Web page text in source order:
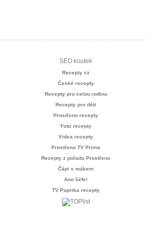
SEO koutek
Recepty cz
České recepty
Recepty pro celou rodinu
Recepty pro děti
Prostřeno recepty
Foto recepty
Videa recepty
Prostřeno TV Prima
Recepty z pořadu Prostřeno
Čápi s mákem
Ano šéfe!
TV Paprika recepty